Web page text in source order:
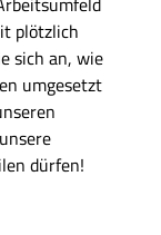
plötzlich
sich an, wie
umgesetzt
dürfen!